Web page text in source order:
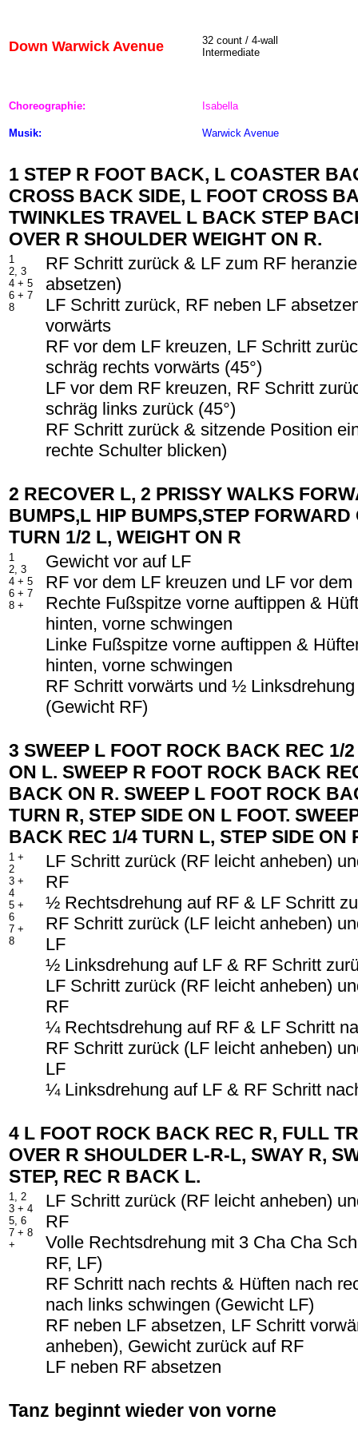
Down Warwick Avenue
32 count / 4-wall
Intermediate
Choreographie: Isabella
Musik: Warwick Avenue
1 STEP R FOOT BACK, L COASTER
CROSS BACK SIDE, L FOOT CROSS
TWINKLES TRAVEL L BACK STEP
OVER R SHOULDER WEIGHT ON R.
1
2, 3
4 + 5
6 + 7
8
RF Schritt zurück & LF zum RF
absetzen)
LF Schritt zurück, RF neben LF
vorwärts
RF vor dem LF kreuzen, LF Schritt
schräg rechts vorwärts (45°)
LF vor dem RF kreuzen, RF Schritt
schräg links zurück (45°)
RF Schritt zurück & sitzende Position
rechte Schulter blicken)
2 RECOVER L, 2 PRISSY WALKS
BUMPS,L HIP BUMPS,STEP FORWARD
TURN 1/2 L, WEIGHT ON R
1
2, 3
4 + 5
6 + 7
8 +
Gewicht vor auf LF
RF vor dem LF kreuzen und LF vor
Rechte Fußspitze vorne auftippen &
hinten, vorne schwingen
Linke Fußspitze vorne auftippen &
hinten, vorne schwingen
RF Schritt vorwärts und ½
(Gewicht RF)
3 SWEEP L FOOT ROCK BACK REC 1/
ON L. SWEEP R FOOT ROCK BACK
BACK ON R. SWEEP L FOOT ROCK
TURN R, STEP SIDE ON L FOOT.
BACK REC 1/4 TURN L, STEP SIDE ON
1 +
2
3 +
4
5 +
6
7 +
8
LF Schritt zurück (RF leicht anheben)
RF
½ Rechtsdrehung auf RF & LF Schritt
RF Schritt zurück (LF leicht anheben)
LF
½ Linksdrehung auf LF & RF Schritt
LF Schritt zurück (RF leicht anheben)
RF
¼ Rechtsdrehung auf RF & LF Schritt
RF Schritt zurück (LF leicht anheben)
LF
¼ Linksdrehung auf LF & RF Schritt
4 L FOOT ROCK BACK REC R, FULL
OVER R SHOULDER L-R-L, SWAY R,
STEP, REC R BACK L.
1, 2
3 + 4
5, 6
7 + 8
+
LF Schritt zurück (RF leicht anheben)
RF
Volle Rechtsdrehung mit 3 Cha Cha
RF, LF)
RF Schritt nach rechts & Hüften nach
nach links schwingen (Gewicht LF)
RF neben LF absetzen, LF Schritt
anheben), Gewicht zurück auf RF
LF neben RF absetzen
Tanz beginnt wieder von vorne